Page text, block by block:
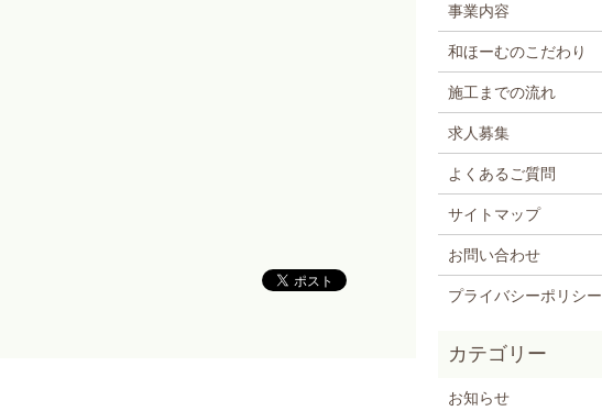
事業内容
和ほーむのこだわり
施工までの流れ
求人募集
よくあるご質問
サイトマップ
お問い合わせ
プライバシーポリシー
お知らせ